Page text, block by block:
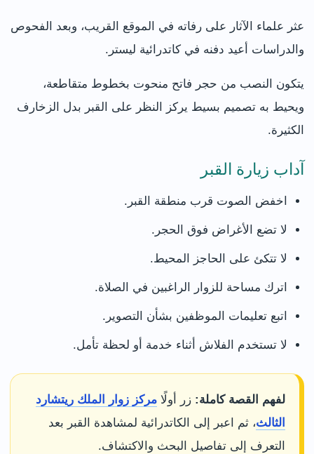
عثر علماء الآثار على رفاته في الموقع القريب، وبعد الفحوص
والدراسات أعيد دفنه في كاتدرائية ليستر.
يتكون النصب من حجر فاتح منحوت بخطوط متقاطعة،
ويحيط به تصميم بسيط يركز النظر على القبر بدل الزخارف
الكثيرة.
آداب زيارة القبر
اخفض الصوت قرب منطقة القبر.
لا تضع الأغراض فوق الحجر.
لا تتكئ على الحاجز المحيط.
اترك مساحة للزوار الراغبين في الصلاة.
اتبع تعليمات الموظفين بشأن التصوير.
لا تستخدم الفلاش أثناء خدمة أو لحظة تأمل.
لفهم القصة كاملة: زر أولًا مركز زوار الملك ريتشارد
الثالث، ثم اعبر إلى الكاتدرائية لمشاهدة القبر بعد
التعرف إلى تفاصيل البحث والاكتشاف.